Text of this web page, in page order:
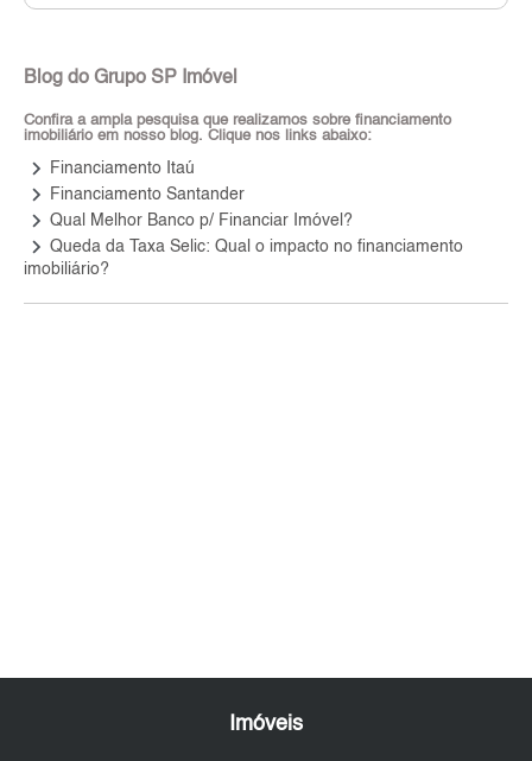
Blog do Grupo SP Imóvel
Confira a ampla pesquisa que realizamos sobre financiamento
imobiliário em nosso blog. Clique nos links abaixo:
keyboard_arrow_right Financiamento Itaú
keyboard_arrow_right Financiamento Santander
keyboard_arrow_right Qual Melhor Banco p/ Financiar Imóvel?
keyboard_arrow_right Queda da Taxa Selic: Qual o impacto no financiamento
imobiliário?
Imóveis